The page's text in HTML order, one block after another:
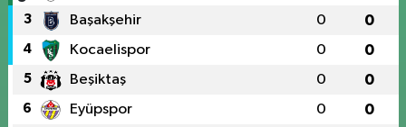
3 Başakşehir 0 0
4 Kocaelispor 0 0
5 Beşiktaş 0 0
6 Eyüpspor 0 0